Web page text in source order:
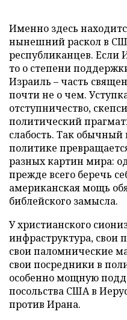
Именно здесь
нынешний раскол в
республиканцев. Если
то о степени
Израиль – часть
почти не о чем.
отступничество,
политический
слабость. Так
политике
разных картин мира:
прежде всего беречь
американская мощь
библейского замысла.
У христианского
инфраструктура, свои
свои паломнические
свои посредники в
особенно мощную
посольства США в
против Ирана.